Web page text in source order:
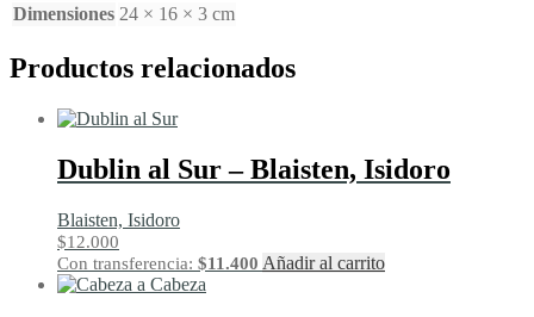
Dimensiones 24 × 16 × 3 cm
Productos relacionados
Dublin al Sur – Blaisten, Isidoro
Blaisten, Isidoro
$12.000
Con transferencia: $11.400 Añadir al carrito